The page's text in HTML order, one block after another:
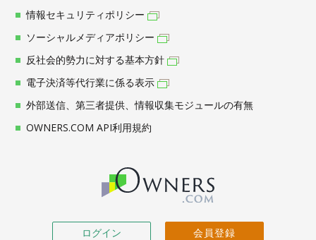
ログイン 会員登録
情報セキュリティポリシー
ソーシャルメディアポリシー
反社会的勢力に対する基本方針
電子決済等代行業に係る表示
外部送信、第三者提供、情報収集モジュールの有無
OWNERS.COM API利用規約